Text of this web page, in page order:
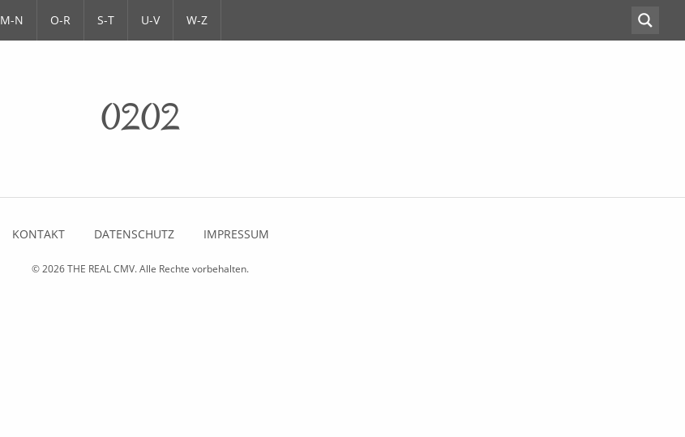
M-N O-R S-T U-V W-Z
0202
KONTAKT DATENSCHUTZ IMPRESSUM
© 2026THE REAL CMV. Alle Rechte vorbehalten.